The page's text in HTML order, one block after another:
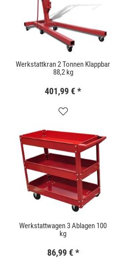
Werkstattkran 2 Tonnen Klappbar
88,2 kg
401,99 €*
Werkstattwagen 3 Ablagen 100
kg
86,99 € *